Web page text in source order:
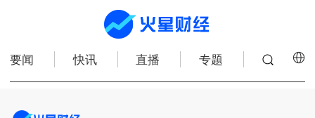
要闻 快讯 直播 专题